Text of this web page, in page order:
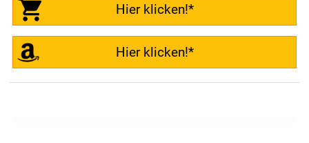
Hier klicken!*
Hier klicken!*